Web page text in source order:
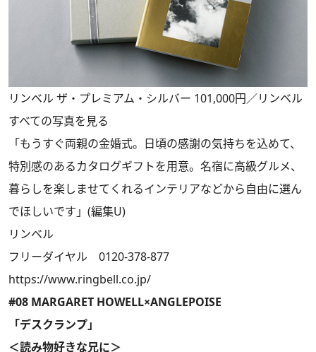
リンベル ザ・プレミアム・シルバー 101,000円／リンベル
すべての写真を見る
「もうすぐ両親の金婚式。日頃の感謝の気持ちを込めて、
特別感のあるカタログギフトを用意。名宿に高級グルメ、
暮らしを楽しませてくれるインテリアなどから自由に選ん
でほしいです」(編集U)
リンベル
フリーダイヤル 0120-378-877
https://www.ringbell.co.jp/
#08 MARGARET HOWELL×ANGLEPOISE
「デスクランプ」
＜読み物好きな兄に＞